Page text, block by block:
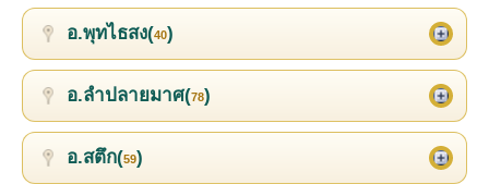
อ.พุทไธสง(40)
อ.ลำปลายมาศ(78)
อ.สตึก(59)